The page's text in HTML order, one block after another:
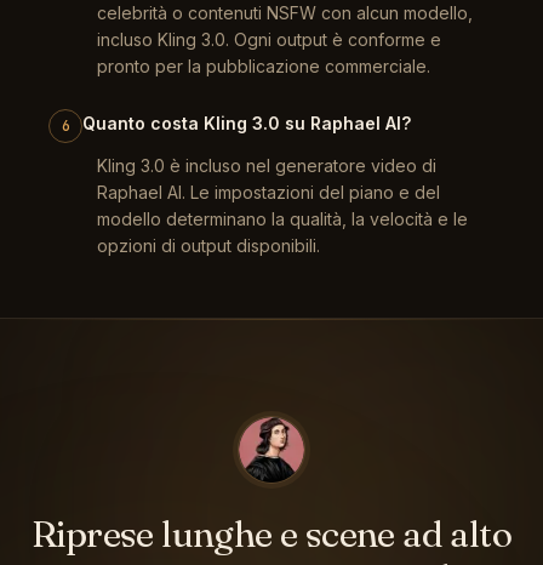
celebrità o contenuti NSFW con alcun modello,
incluso Kling 3.0. Ogni output è conforme e
pronto per la pubblicazione commerciale.
6 Quanto costa Kling 3.0 su Raphael AI?
Kling 3.0 è incluso nel generatore video di
Raphael AI. Le impostazioni del piano e del
modello determinano la qualità, la velocità e le
opzioni di output disponibili.
Riprese lunghe e scene ad alto